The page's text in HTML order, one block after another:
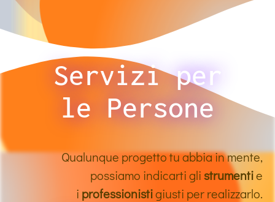
Servizi per
le Persone
Qualunque progetto tu abbia in mente,
possiamo indicarti glistrumentie
i professionistigiusti per realizzarlo.